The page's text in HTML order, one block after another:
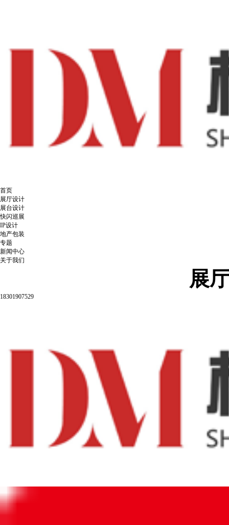
首页
展厅设计
展台设计
快闪巡展
IP设计
地产包装
专题
新闻中心
关于我们
展
18301907529